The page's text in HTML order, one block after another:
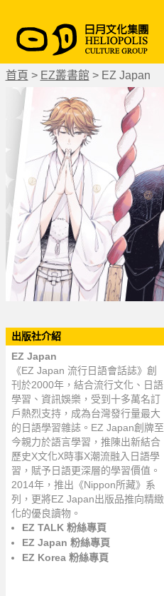
首頁 > EZ叢書館 > EZ Japan
出版社介紹
EZ Japan
《EZ Japan 流行日語會話誌》創
刊於2000年，結合流行文化、日語
學習、資訊娛樂，受到十多萬名訂
戶熱烈支持，成為台灣發行量最大
的日語學習雜誌。EZ Japan創牌至
今親力於語言學習，推陳出新結合
歷史X文化X時事X潮流融入日語學
習，賦予日語更深層的學習價值。
2014年，推出《Nippon所藏》系
列，更將EZ Japan出版品推向精緻
化的優良讀物。
EZ TALK 粉絲專頁
EZ Japan 粉絲專頁
EZ Korea 粉絲專頁